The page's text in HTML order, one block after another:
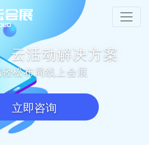
云活动解决方案
松布局线上会展
立即咨询